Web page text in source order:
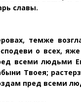
славы.
темже
о всех,
всеми людьми
Твоея;
пред всеми